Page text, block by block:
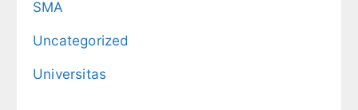
SMA
Uncategorized
Universitas